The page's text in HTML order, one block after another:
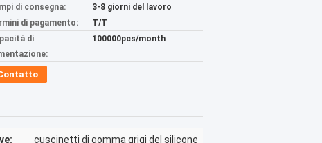
di consegna:
3-8 giorni del lavoro
di pagamento:
T/T
di
100000pcs/month
cuscinetti di gomma grigi del silicone